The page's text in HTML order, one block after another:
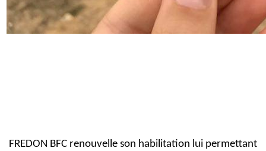
FREDON BFC renouvelle son habilitation lui permettant